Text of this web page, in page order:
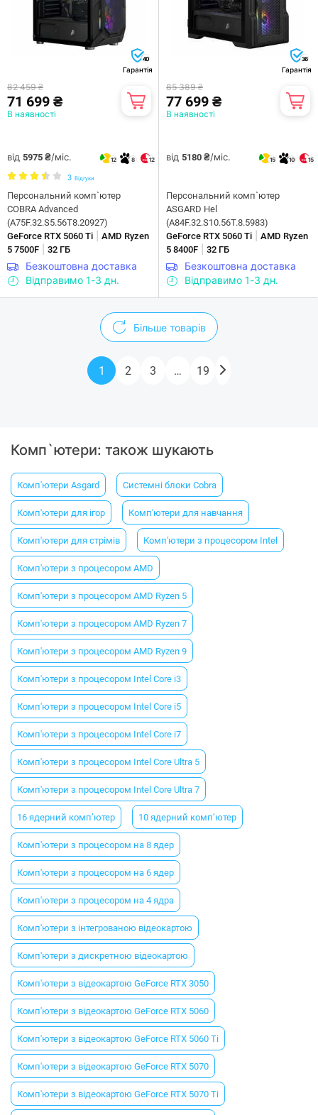
40
Гарантія
82 459 ₴
71 699 ₴
В наявності
від 5975 ₴/міс. 12 8 12
3 Відгуки
Персональний комп`ютер
COBRA Advanced
(A75F.32.S5.56T8.20927)
GeForce RTX 5060 Ti
AMD Ryzen
5 7500F
32 ГБ
Безкоштовна доставка
Відправимо 1-3 дн.
36
Гарантія
85 389 ₴
77 699 ₴
В наявності
від 5180 ₴/міс. 15 10 15
Персональний комп`ютер
ASGARD Hel
(A84F.32.S10.56T.8.5983)
GeForce RTX 5060 Ti
AMD Ryzen
5 8400F
32 ГБ
Безкоштовна доставка
Відправимо 1-3 дн.
Більше товарів
1 2 3 … 19
Комп`ютери: також шукають
Комп'ютери Asgard Системні блоки Cobra
Комп'ютери для ігор Комп'ютери для навчання
Комп'ютери для стрімів Комп'ютери з процесором Intel
Комп'ютери з процесором AMD
Комп'ютери з процесором AMD Ryzen 5
Комп'ютери з процесором AMD Ryzen 7
Комп'ютери з процесором AMD Ryzen 9
Комп'ютери з процесором Intel Core i3
Комп'ютери з процесором Intel Core i5
Комп'ютери з процесором Intel Core i7
Комп'ютери з процесором Intel Core Ultra 5
Комп'ютери з процесором Intel Core Ultra 7
16 ядерний комп’ютер 10 ядерний комп’ютер
Комп'ютери з процесором на 8 ядер
Комп'ютери з процесором на 6 ядер
Комп'ютери з процесором на 4 ядра
Комп'ютери з інтегрованою відеокартою
Комп'ютери з дискретною відеокартою
Комп'ютери з відеокартою GeForce RTX 3050
Комп'ютери з відеокартою GeForce RTX 5060
Комп'ютери з відеокартою GeForce RTX 5060 Ti
Комп'ютери з відеокартою GeForce RTX 5070
Комп'ютери з відеокартою GeForce RTX 5070 Ti